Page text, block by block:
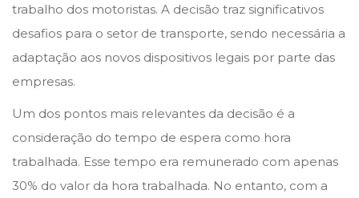
d
o
n
u
l
h
d
n
trabalho dos motoristas. A decisão traz significativos
desafios para o setor de transporte, sendo necessária a
adaptação aos novos dispositivos legais por parte das
empresas.
Um dos pontos mais relevantes da decisão é a
consideração do tempo de espera como hora
trabalhada. Esse tempo era remunerado com apenas
30% do valor da hora trabalhada. No entanto, com a